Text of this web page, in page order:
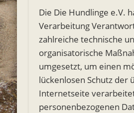
Die Die Hundlinge e.V.
Verarbeitung
zahlreiche technische
organisatorische
umgesetzt, um einen
lückenlosen Schutz der
Internetseite
personenbezogenen